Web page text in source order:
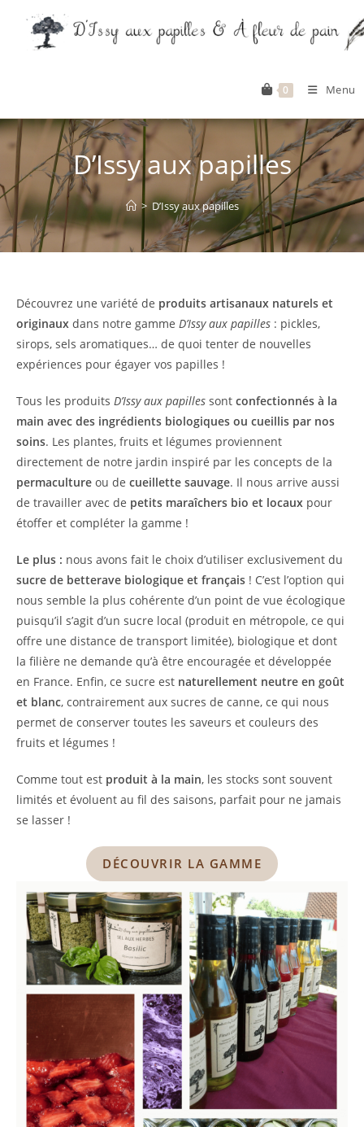
content
0 Menu
D’Issy aux papilles
> D’Issy aux papilles
Découvrez une variété de produits artisanaux naturels et
originaux dans notre gamme D’Issy aux papilles : pickles,
sirops, sels aromatiques… de quoi tenter de nouvelles
expériences pour égayer vos papilles !
Tous les produits D’Issy aux papilles sont confectionnés à la
main avec des ingrédients biologiques ou cueillis par nos
soins. Les plantes, fruits et légumes proviennent
directement de notre jardin inspiré par les concepts de la
permaculture ou de cueillette sauvage. Il nous arrive aussi
de travailler avec de petits maraîchers bio et locaux pour
étoffer et compléter la gamme !
Le plus : nous avons fait le choix d’utiliser exclusivement du
sucre de betterave biologique et français ! C’est l’option qui
nous semble la plus cohérente d’un point de vue écologique
puisqu’il s’agit d’un sucre local (produit en métropole, ce qui
offre une distance de transport limitée), biologique et dont
la filière ne demande qu’à être encouragée et développée
en France. Enfin, ce sucre est naturellement neutre en goût
et blanc, contrairement aux sucres de canne, ce qui nous
permet de conserver toutes les saveurs et couleurs des
fruits et légumes !
Comme tout est produit à la main, les stocks sont souvent
limités et évoluent au fil des saisons, parfait pour ne jamais
se lasser !
DÉCOUVRIR LA GAMME